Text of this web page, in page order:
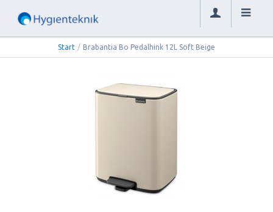
Start / Brabantia Bo Pedalhink 12L Soft Beige